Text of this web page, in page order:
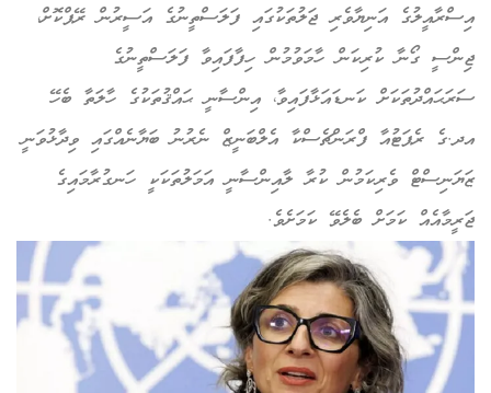
އިސްރާއީލުގެ އަނިޔާވެރި ޖަލުތަކުގައި ފަލަސްތީނުގެ އަސީރުން ރޭޕްކޮށް،
ޖިންސީ ގޯނާ ކުރިކަން ހާމަވުމުން ހިފާފައިވާ ފަލަސްތީނުގެ
ސަރަޙައްދުތަކަށް ކަނޑައަޅާފައިވާ، އިންސާނީ ޙައްޤުތަކުގެ ހާލަތާ ބެހޭ
އދ.ގެ ރެޕަޓުއާ ފްރަންޗެސްކާ އެލްބަނީޒް ނެރުނު ބަޔާނެއްގައި ވިދާޅުވަނީ
ޒަޔަނިސްޓް ވެރިކަމުން ކުރާ ލާއިންސާނީ އަމަލުތަކަކީ ހަނގުރާމައިގެ
ޖަރީމާއެއް ކަމަށް ބެލެވޭ ކަމަށެވެ.